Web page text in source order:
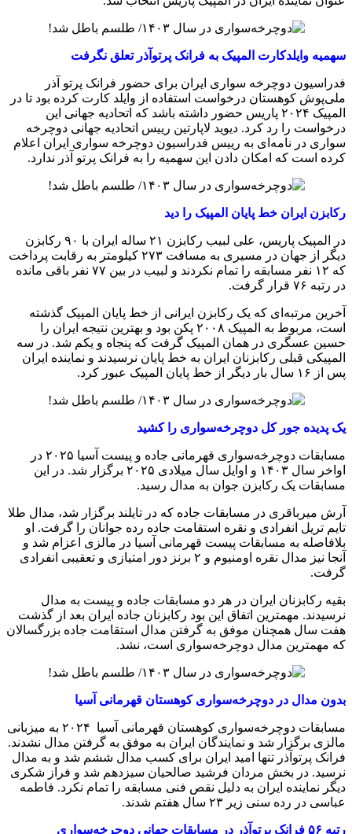
سهمیه وایلدکارت المپیک به فرانک پرتوآذر تعلق نگرفت
فدراسیون دوچرخه سواری ایران برای حضور فرانک پرتو آذر
ملی‌پوش کوهستان درخواست استفاده از وایلد کارت کرده بود تا در
المپیک ۲۰۲۴ پاریس حضور داشته باشد که اتحادیه جهانی این
درخواست را رد کرد. دیوید لاپارتین رییس اتحادیه جهانی دوچرخه
سواری در نامه‌ای به رییس فدراسیون دوچرخه سواری ایران اعلام
کرده است که امکان دادن این سهمیه را به فرانک پرتو آذر ندارد.
رکابزن ایران خط پایان المپیک را دید
در المپیک پاریس، علی لبیب رکابزن ۲۱ ساله ایران با ۹۰ رکابزن
دیگر از جهان در مسیری به مسافت ۲۷۳ کیلومتر به رقابت پرداخت
که ۱۲ نفر مسابقه را تمام نکردند و لبیب در بین ۷۷ نفر باقی مانده
در رتبه ۷۶ قرار گرفت.
آخرین مرتبه‌ای که یک رکابزن ایرانی از خط پایان المپیک گذشته
است، مربوط به المپیک ۲۰۰۸ پکن بود و بهترین نتیجه ایران را
حسین عسگری در همان المپیک گرفت که پنجاه و یکم شد. در سه
المپیکی قبلی رکابزنان ایران به خط پایان نرسیدند و نماینده ایران
پس از ۱۶ سال بار دیگر از خط پایان المپیک عبور کرد.
یک پدیده جور کل دوچرخه‌سواری را کشید
مسابقات دوچرخه‌سواری قهرمانی جاده و پیست آسیا ۲۰۲۵ در
اواخر سال ۱۴۰۳ و اوایل سال میلادی ۲۰۲۵ برگزار شد. در این
مسابقات یک رکابزن جوان به مدال رسید.
آرش میرباقری در مسابقات جاده که در تایلند برگزار شد، مدال طلا
تایم تریل انفرادی و نقره استقامت جاده رده جوانان را گرفت. او
بلافاصله به مسابقات پیست قهرمانی آسیا در مالزی اعزام شد و
آنجا نیز مدال نقره اومنیوم و ۲ برنز دور امتیازی و تعقیبی انفرادی
گرفت.
بقیه رکابزنان ایران در هر دو مسابقات جاده و پیست به مدال
نرسیدند. مهمترین اتفاق این بود رکابزنان جاده ایران بعد از گذشت
هفت سال همچنان موفق به گرفتن مدال استقامت جاده بزرگسالان
که مهمترین مدال دوچرخه‌سواری است، نشد.
بدون مدال در دوچرخه‌سواری کوهستان قهرمانی آسیا
مسابقات دوچرخه‌سواری کوهستان قهرمانی آسیا ۲۰۲۴ به میزبانی
مالزی برگزار شد و نمایندگان ایران به موفق به گرفتن مدال نشدند.
فرانک پرتوآذر تنها امید ایران برای کسب مدال ششم شد و به مدال
نرسید. در بخش مردان فرشید صالحیان سیزدهم شد و فراز شکری
دیگر نماینده ایران به دلیل نقص فنی مسابقه را تمام نکرد. فاطمه
عباسی در رده سنی زیر ۲۳ سال هفتم شدند.
رتبه ۵۶ فرانک پرتوآذر در مسابقات جهانی دوچرخه‌سواری